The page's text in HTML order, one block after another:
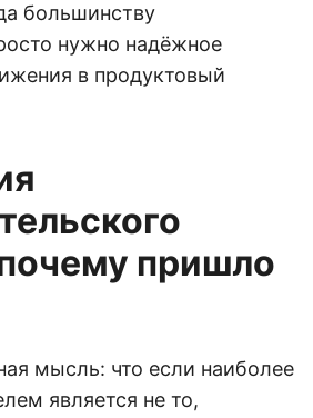
большинству
нужно надёжное
в продуктовый
пришло
мысль: что если наиболее
является не то,